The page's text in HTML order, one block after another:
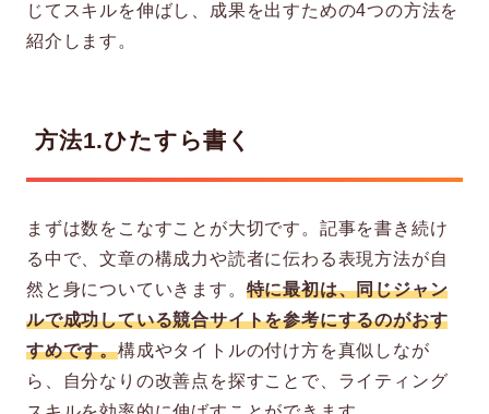
じてスキルを伸ばし、成果を出すための4つの方法を
紹介します。
方法1.ひたすら書く
まずは数をこなすことが大切です。記事を書き続け
る中で、文章の構成力や読者に伝わる表現方法が自
然と身についていきます。 特に最初は、同じジャン
ルで成功している競合サイトを参考にするのがおす
すめです。構成やタイトルの付け方を真似しなが
ら、自分なりの改善点を探すことで、ライティング